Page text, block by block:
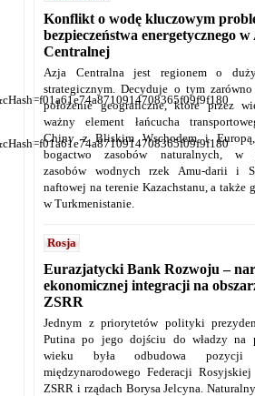
Konflikt o wodę kluczowym
bezpieczeństwa energetycznego
Centralnej
Azja Centralna jest regionem o
strategicznym. Decyduje o tym
położenie geograficzne, które przez
ważny element łańcucha
Chiny z Bliskim Wschodem i
bogactwo zasobów naturalnych, w
zasobów wodnych rzek Amu-darii i
naftowej na terenie Kazachstanu, a także
w Turkmenistanie.
Rosja
Eurazjatycki Bank Rozwoju –
ekonomicznej integracji na
ZSRR
Jednym z priorytetów polityki
Putina po jego dojściu do władzy na
wieku była odbudowa
międzynarodowego Federacji
ZSRR i rządach Borysa Jelcyna.